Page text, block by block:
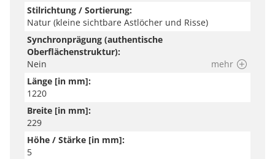
Stilrichtung / Sortierung:
Natur (kleine sichtbare Astlöcher und Risse)
Synchronprägung (authentische
Oberflächenstruktur):
Nein
mehr
Länge [in mm]:
1220
Breite [in mm]:
229
Höhe / Stärke [in mm]:
5